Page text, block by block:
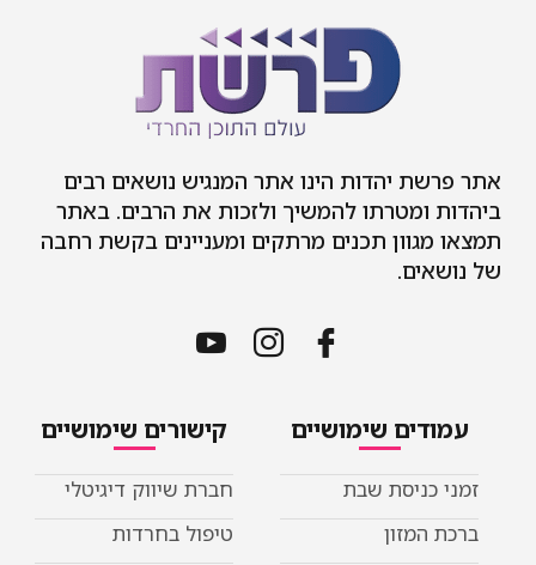
יהדות הינו אתר המנגיש נושאים רבים
ומטרתו להמשיך ולזכות את הרבים. באתר
תכנים מרתקים ומעניינים בקשת רחבה
שימושיים
שבת
קישורים שימושיים
חברת שיווק דיגיטלי
טיפול בחרדות